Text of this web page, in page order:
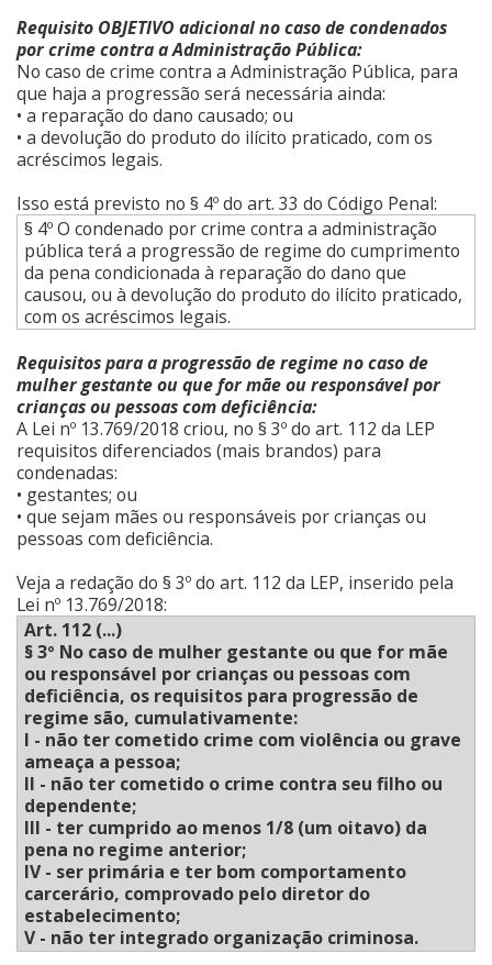
Requisito OBJETIVO adicional no caso de condenados
por crime contra a Administração Pública:
No caso de crime contra a Administração Pública, para
que haja a progressão será necessária ainda:
• a reparação do dano causado; ou
• a devolução do produto do ilícito praticado, com os
acréscimos legais.
Isso está previsto no § 4º do art. 33 do Código Penal:
§ 4º O condenado por crime contra a administração
pública terá a progressão de regime do cumprimento
da pena condicionada à reparação do dano que
causou, ou à devolução do produto do ilícito praticado,
com os acréscimos legais.
Requisitos para a progressão de regime no caso de
mulher gestante ou que for mãe ou responsável por
crianças ou pessoas com deficiência:
A Lei nº 13.769/2018 criou, no § 3º do art. 112 da LEP
requisitos diferenciados (mais brandos) para
condenadas:
• gestantes; ou
• que sejam mães ou responsáveis por crianças ou
pessoas com deficiência.
Veja a redação do § 3º do art. 112 da LEP, inserido pela
Lei nº 13.769/2018:
Art. 112 (...)
§ 3º No caso de mulher gestante ou que for mãe
ou responsável por crianças ou pessoas com
deficiência, os requisitos para progressão de
regime são, cumulativamente:
I - não ter cometido crime com violência ou grave
ameaça a pessoa;
II - não ter cometido o crime contra seu filho ou
dependente;
III - ter cumprido ao menos 1/8 (um oitavo) da
pena no regime anterior;
IV - ser primária e ter bom comportamento
carcerário, comprovado pelo diretor do
estabelecimento;
V - não ter integrado organização criminosa.